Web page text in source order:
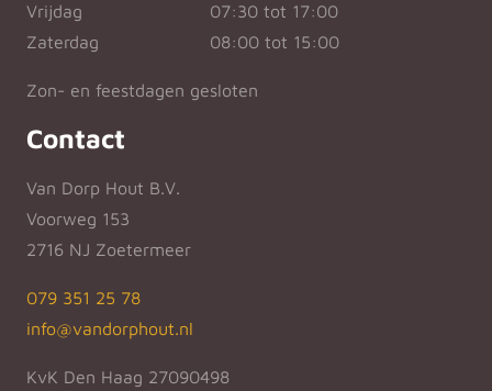
Vrijdag
07:30 tot 17:00
Zaterdag
08:00 tot 15:00
Zon- en feestdagen gesloten
Contact
Van Dorp Hout B.V.
Voorweg 153
2716 NJ Zoetermeer
079 351 25 78
info@vandorphout.nl
KvK Den Haag 27090498